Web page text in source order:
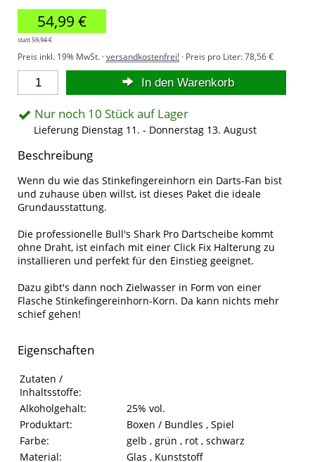
54,99 €
statt59,94 €
Preis inkl. 19% MwSt. ·versandkostenfrei! · Preis pro Liter:78,56 €
In den Warenkorb
Nur noch 10 Stück auf Lager
Lieferung Dienstag 11. - Donnerstag 13. August
Beschreibung
Wenn du wie das Stinkefingereinhorn ein Darts-Fan bist
und zuhause üben willst, ist dieses Paket die ideale
Grundausstattung.
Die professionelle Bull's Shark Pro Dartscheibe kommt
ohne Draht, ist einfach mit einer Click Fix Halterung zu
installieren und perfekt für den Einstieg geeignet.
Dazu gibt's dann noch Zielwasser in Form von einer
Flasche Stinkefingereinhorn-Korn. Da kann nichts mehr
schief gehen!
Eigenschaften
Eigenschaften des Produkts
Eigenschaft
Zutaten /
Inhaltsstoffe:
Alkoholgehalt:
25% vol.
Produktart:
Boxen / Bundles , Spiel
Farbe:
gelb , grün , rot , schwarz
Material:
Glas , Kunststoff